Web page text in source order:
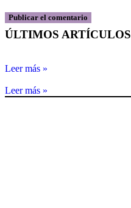
ÚLTIMOS ARTÍCULOS
Leer más »
Leer más »